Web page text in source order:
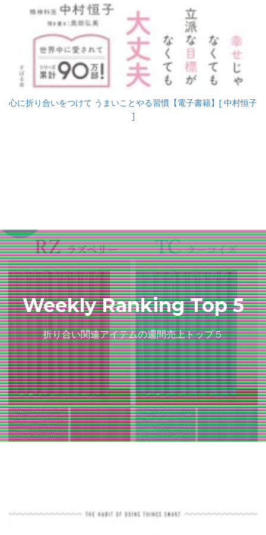
心に折り合いをつけて うまいことやる習慣【電子書籍】[ 中村恒子
]
Weekly Ranking Top 5
折り合い関連アイテムの週間売上トップ５